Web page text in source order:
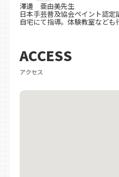
澤邊 亜由美先生
日本手芸普及協会ペイント認定
自宅にて指導。体験教室なども
ACCESS
アクセス